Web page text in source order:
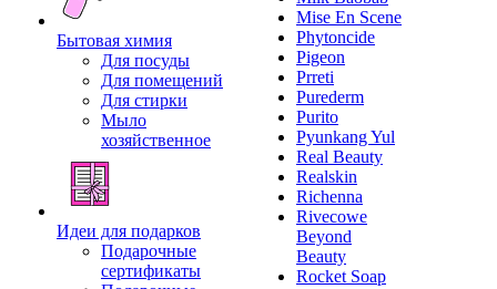
Бытовая химия
Для посуды
Для помещений
Для стирки
Мыло
хозяйственное
Идеи для подарков
Подарочные
сертификаты
Mise En Scene
Phytoncide
Pigeon
Prreti
Purederm
Purito
Pyunkang Yul
Real Beauty
Realskin
Richenna
Rivecowe
Beyond
Beauty
Rocket Soap